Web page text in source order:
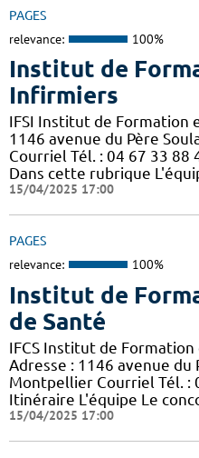
PAGES
relevance: 100%
Institut de
Infirmiers
IFSI Institut de Formation
1146 avenue du Père
Courriel Tél. : 04 67 33
Dans cette rubrique
15/04/2025 17:00
PAGES
relevance: 100%
Institut de
de Santé
IFCS Institut de Formation
Adresse : 1146 avenue du
Montpellier Courriel Tél. :
Itinéraire L'équipe Le
15/04/2025 17:00